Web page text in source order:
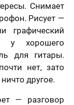
Снимает
Рисует —
графический
у хорошего
для гитары.
нет, зато
другое.
— разговор